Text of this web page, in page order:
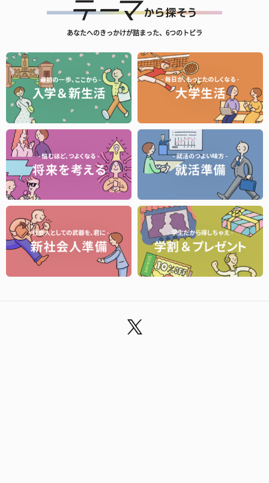
あなたへのきっかけが詰まった、6つのトビラ